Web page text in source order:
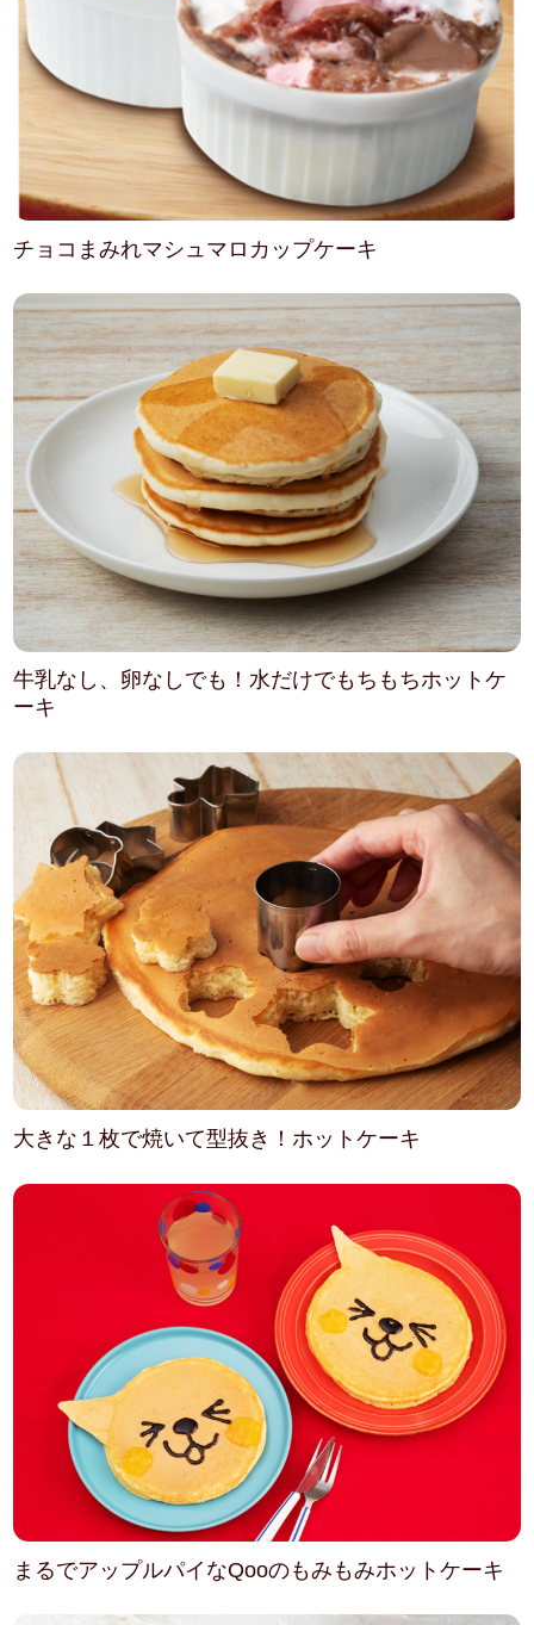
チョコまみれマシュマロカップケーキ
牛乳なし、卵なしでも！水だけでもちもちホットケ
ーキ
大きな１枚で焼いて型抜き！ホットケーキ
まるでアップルパイなQooのもみもみホットケーキ